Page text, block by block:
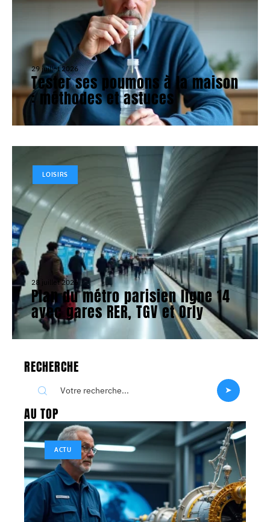
29 juillet 2026
Tester ses poumons à la maison
: méthodes et astuces
LOISIRS
28 juillet 2026
Plan du métro parisien ligne 14
avec gares RER, TGV et Orly
RECHERCHE
AU TOP
ACTU